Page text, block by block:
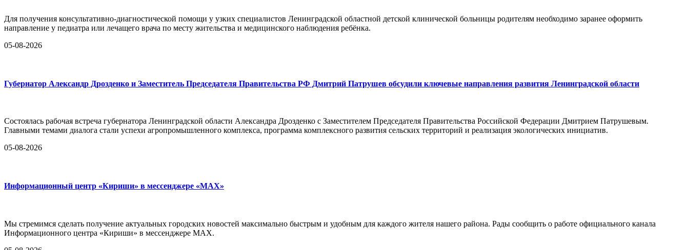
Для получения консультативно-диагностической помощи у узких специалистов Ленинградской областной детской клинической больницы родителям необходимо заранее оформить
направление у педиатра или лечащего врача по месту жительства и медицинского наблюдения ребёнка.
05-08-2026
Губернатор Александр Дрозденко и Заместитель Председателя Правительства РФ Дмитрий Патрушев обсудили ключевые направления развития Ленинградской области
Состоялась рабочая встреча губернатора Ленинградской области Александра Дрозденко с Заместителем Председателя Правительства Российской Федерации Дмитрием Патрушевым.
Главными темами диалога стали успехи агропромышленного комплекса, программа комплексного развития сельских территорий и реализация экологических инициатив.
05-08-2026
Информационный центр «Кириши» в мессенджере «MAX»
Мы стремимся сделать получение актуальных городских новостей максимально быстрым и удобным для каждого жителя нашего района. Рады сообщить о работе официального канала
Информационного центра «Кириши» в мессенджере MAX.